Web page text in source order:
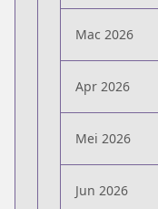
Mac 2026
Apr 2026
Mei 2026
Jun 2026